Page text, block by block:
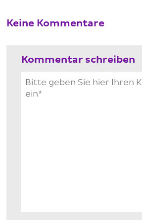
Keine Kommentare
Kommentar schreiben